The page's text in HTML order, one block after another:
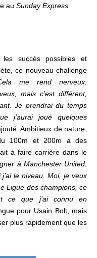
au Sunday Express.
succès possibles et
ce nouveau challenge
me rend nerveux.
mais c’est différent,
Je prendrai du temps
j’aurai joué quelques
Ambitieux de nature,
100m et 200m a des
à faire carrière dans le
à Manchester United.
le niveau. Moi, je veux
Ligue des champions, ce
ce que j’ai connu en
pour Usain Bolt, mais
plus rapidement que les